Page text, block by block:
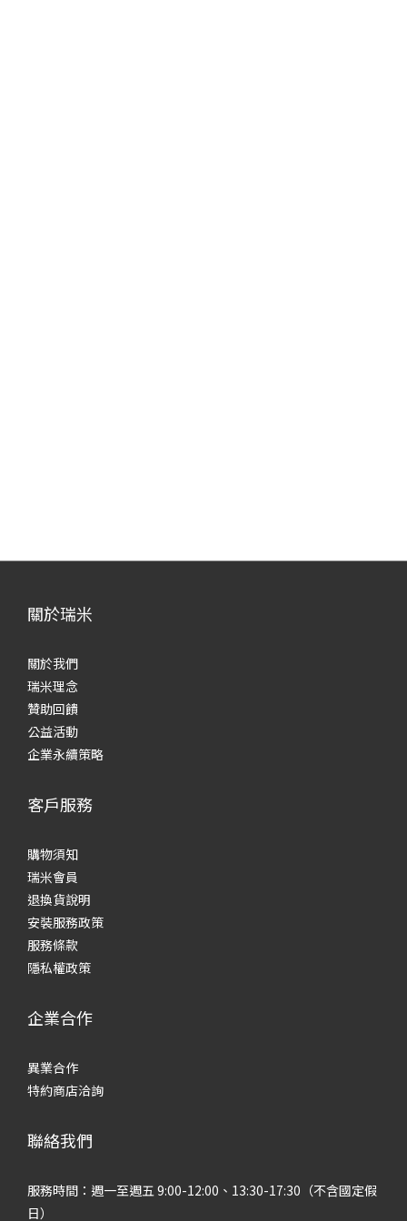
關於瑞米
關於我們
瑞米理念
贊助回饋
公益活動
企業永續策略
客戶服務
購物須知
瑞米會員
退換貨說明
安裝服務政策
服務條款
隱私權政策
企業合作
異業合作
特約商店洽詢
聯絡我們
服務時間：週一至週五 9:00-12:00、13:30-17:30（不含國定假
日）